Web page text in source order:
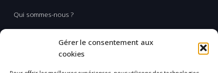
Gérer le consentement aux
cookies
Qui sommes-nous ?
Multimédia
Réalisation & production vidéo